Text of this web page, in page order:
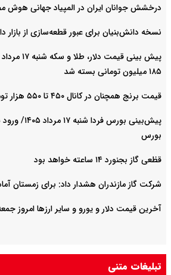
درخشش جوانان ایران در المپیاد جهانی هوش
نسخه دانش‌بنیان برای عبور قطعه‌سازی از بازار
۱۸۵ میلیون تومانی بسته شد
قیمت برنج همچنان در کانال ۴۵۰ تا ۵۵۰ هزار تومان
پیش‌بینی بورس
بورس
قظعی گاز بجنورد ۱۴ ساعته خواهد بود
شرکت گاز مازندران هشدار داد: برای زمستان
آخرین قیمت دلار و یورو و سایر ارزها امروز جمعه ۱۶ مردادماه
تبلیغات متنی